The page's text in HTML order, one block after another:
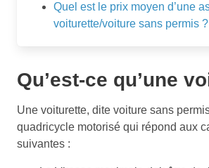
Quel est le prix moyen d’une
voiturette/voiture sans permis ?
Qu’est-ce qu’une
Une voiturette, dite voiture sans
quadricycle motorisé qui répond aux
suivantes :